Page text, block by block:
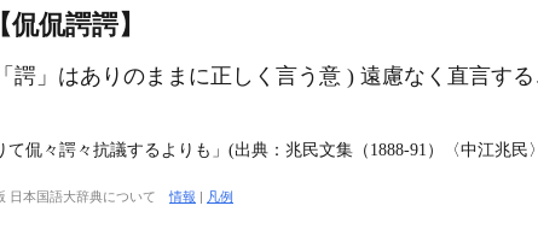
侃諤諤】
諤」はありのままに正しく言う意 ) 遠慮なく直言す
侃々諤々抗議するよりも」(出典：兆民文集（1888‐91）〈中江兆民
日本国語大辞典について情報 | 凡例